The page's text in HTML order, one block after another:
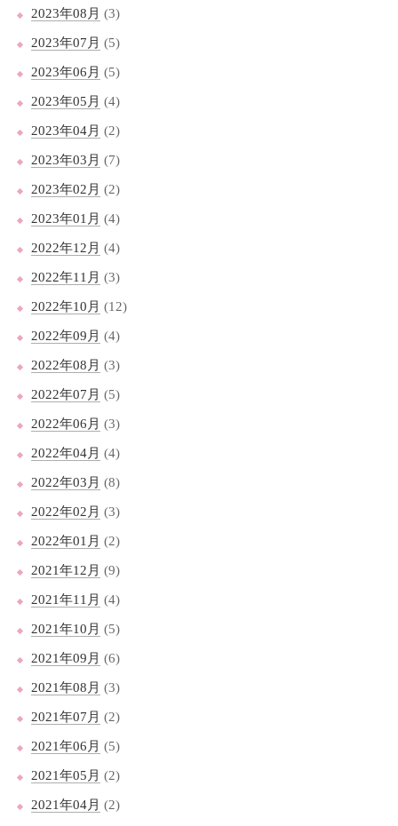
2023年08月 (3)
2023年07月 (5)
2023年06月 (5)
2023年05月 (4)
2023年04月 (2)
2023年03月 (7)
2023年02月 (2)
2023年01月 (4)
2022年12月 (4)
2022年11月 (3)
2022年10月 (12)
2022年09月 (4)
2022年08月 (3)
2022年07月 (5)
2022年06月 (3)
2022年04月 (4)
2022年03月 (8)
2022年02月 (3)
2022年01月 (2)
2021年12月 (9)
2021年11月 (4)
2021年10月 (5)
2021年09月 (6)
2021年08月 (3)
2021年07月 (2)
2021年06月 (5)
2021年05月 (2)
2021年04月 (2)